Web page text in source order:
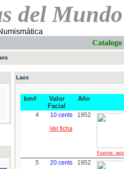
del Mundo
Catalogo
Laos
km#
Valor
Facial
Año
4
10 cents
Ver ficha
1952
Fuente:
5
20 cents
1952